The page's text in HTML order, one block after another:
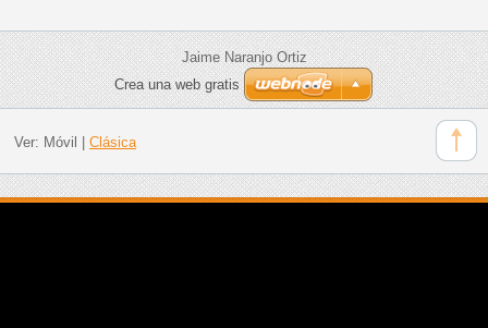
Jaime Naranjo Ortiz
Crea una web gratis
Ver: Móvil | Clásica